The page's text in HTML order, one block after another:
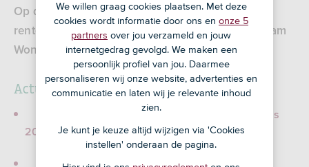
Op deze pagina vind je een overzicht van de
rentetarieven voor ASN Hypotheek, ASN Duurzaam
Wonen en de ASN Bespaarhypotheek.
Actuele rentetarieven
Rentetarieven ASN Hypotheek per 8 augustus
2026 (pdf)217,26 KB
Rentetarieven ASN Bespaarhypotheek per 8
We willen graag cookies plaatsen. Met deze
cookies wordt informatie door ons en onze 5
partners over jou verzameld en jouw
internetgedrag gevolgd. We maken een
persoonlijk profiel van jou. Daarmee
personaliseren wij onze website, advertenties en
communicatie en laten wij je relevante inhoud
zien.
Je kunt je keuze altijd wijzigen via 'Cookies
instellen' onderaan de pagina.